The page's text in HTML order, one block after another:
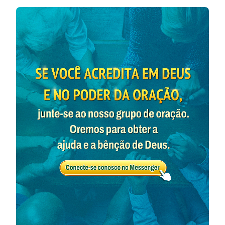
palavras do homem podem estar na Bíblia, mas isso
significa que elas são palavras de Deus? Há um fato
que podemos ver claramente na Bíblia: As pessoas
que são aprovadas por Deus podem escutar Sua
palavra e obedecer à Sua obra. São elas que seguem o
Seu caminho, são elas as aptas a herdar o que Deus
prometeu. Esse é um fato que ninguém pode negar.
Todos sabemos que, embora nossos pecados, os dos
fiéis, tenham sido perdoados, ainda não fomos
purificados; e frequentemente pecamos e resistimos
a Deus. Deus nos disse claramente: “
Sereis pois
santos, porque Eu sou santo”(Levítico 11:45). “Nem
todo o que Me diz: Senhor, Senhor! entrará no reino
dos céus, mas aquele que faz a vontade de Meu
Pai, que está nos céus
(Mateus 7:21). Das palavras de